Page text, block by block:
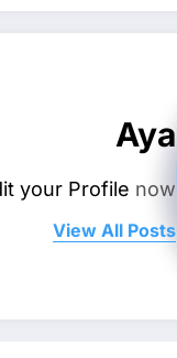
Aya
your Profile now.
View All Posts